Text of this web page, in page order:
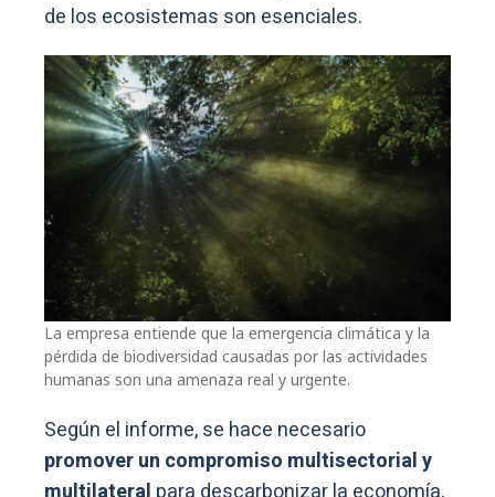
de los ecosistemas son esenciales.
La empresa entiende que la emergencia climática y la
pérdida de biodiversidad causadas por las actividades
humanas son una amenaza real y urgente.
Según el informe, se hace necesario
promover un compromiso multisectorial y